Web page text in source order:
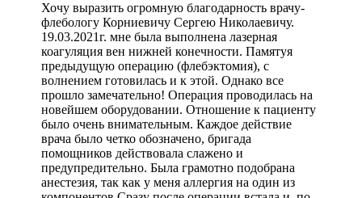
Хочу выразить огромную благодарность врачу-
флебологу Корниевичу Сергею Николаевичу.
19.03.2021г. мне была выполнена лазерная
коагуляция вен нижней конечности. Памятуя
предыдущую операцию (флебэктомия), с
волнением готовилась и к этой. Однако все
прошло замечательно! Операция проводилась на
новейшем оборудовании. Отношение к пациенту
было очень внимательным. Каждое действие
врача было четко обозначено, бригада
помощников действовала слажено и
предупредительно. Была грамотно подобрана
анестезия, так как у меня аллергия на один из